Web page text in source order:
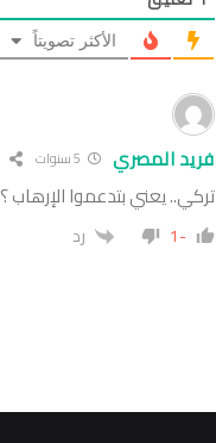
الأكثر تصويتاً
فريد المصري
تركي.. يعني بتدعموا الإرهاب ؟
-1 رد